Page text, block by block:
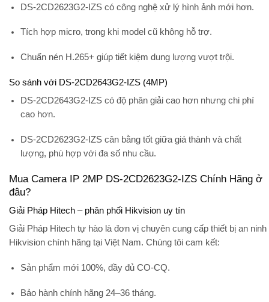
DS-2CD2623G2-IZS có công nghệ xử lý hình ảnh mới hơn.
Tích hợp micro, trong khi model cũ không hỗ trợ.
Chuẩn nén H.265+ giúp tiết kiệm dung lượng vượt trội.
So sánh với DS-2CD2643G2-IZS (4MP)
DS-2CD2643G2-IZS có độ phân giải cao hơn nhưng chi phí
cao hơn.
DS-2CD2623G2-IZS cân bằng tốt giữa giá thành và chất
lượng, phù hợp với đa số nhu cầu.
Mua Camera IP 2MP DS-2CD2623G2-IZS Chính Hãng ở
đâu?
Giải Pháp Hitech – phân phối Hikvision uy tín
Giải Pháp Hitech tự hào là đơn vị chuyên cung cấp thiết bị an ninh
Hikvision chính hãng tại Việt Nam. Chúng tôi cam kết:
Sản phẩm mới 100%, đầy đủ CO-CQ.
Bảo hành chính hãng 24–36 tháng.